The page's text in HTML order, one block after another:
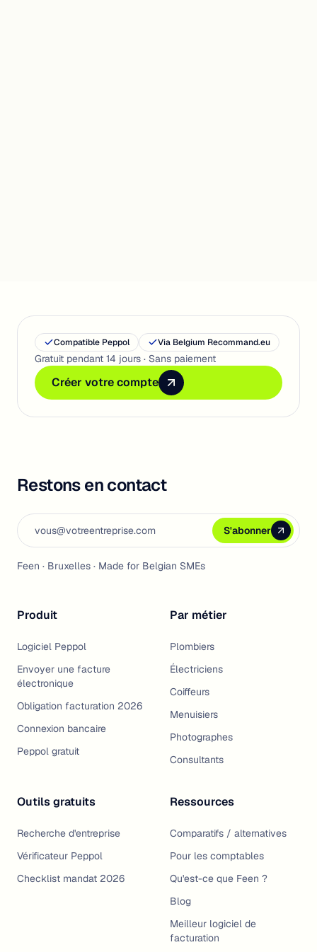
Compatible Peppol Via Belgium Recommand.eu
Gratuit pendant 14 jours · Sans paiement
Créer votre compte
Créer votre compte
Créer votre compte
Restons en contact
Email address
S'abonner
S'abonner
Feen · Bruxelles · Made for Belgian SMEs
Produit
Logiciel Peppol
Envoyer une facture
électronique
Obligation facturation 2026
Connexion bancaire
Peppol gratuit
Par métier
Plombiers
Électriciens
Coiffeurs
Menuisiers
Photographes
Consultants
Outils gratuits
Recherche d'entreprise
Vérificateur Peppol
Checklist mandat 2026
Ressources
Comparatifs / alternatives
Pour les comptables
Qu'est-ce que Feen ?
Blog
Meilleur logiciel de
facturation